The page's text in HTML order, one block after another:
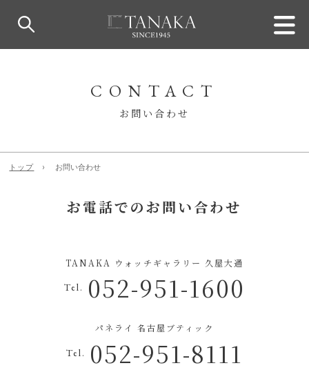
CONTACT
お問い合わせ
トップ お問い合わせ
お電話でのお問い合わせ
TANAKA ウォッチギャラリー 久屋大通
Tel. 052-951-1600
パネライ 名古屋ブティック
Tel. 052-951-8111